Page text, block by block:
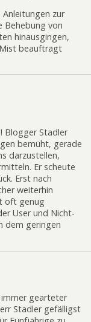
zur
Behebung von
hinausgingen,
beauftragt
Blogger Stadler
bemüht, gerade
darzustellen,
Er scheute
Erst nach
weiterhin
oft genug
User und Nicht-
dem geringen
immer gearteter
Stadler gefälligst